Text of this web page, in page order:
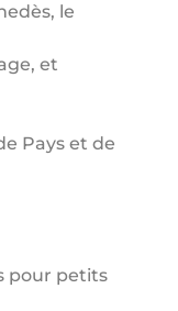
le
et
Pays et de
pour petits